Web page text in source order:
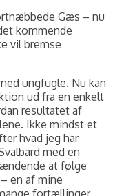
Gæs – nu
kommende
vil bremse
ungfugle. Nu kan
ud fra en enkelt
resultatet af
Ikke mindst et
hvad jeg har
med en
at følge
en af mine